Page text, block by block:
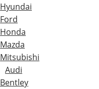
Hyundai
Ford
Honda
Mazda
Mitsubishi
Audi
Bentley